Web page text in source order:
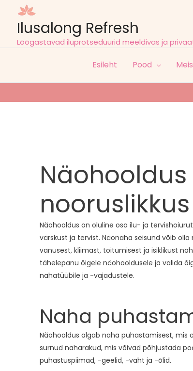
Ilusalong Refresh
Lõõgastavad iluprotseduurid meeldivas ja
Esileht Pood
Näohooldus on oluline osa ilu- ja
värskust ja tervist. Näonaha seisund võib
vanusest, kliimast, toitumisest ja isiklikust
tähelepanu õigele näohooldusele ja valida
nahatüübile ja -vajadustele.
Naha
Näohooldus algab naha puhastamisest, mis
surnud naharakud, mis võivad põhjustada
puhastuspiimad, -geelid, -vaht ja -õlid.